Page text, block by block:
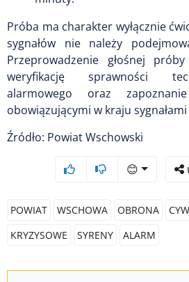
Próba ma charakter wyłącznie
sygnałów nie należy
Przeprowadzenie głośnej
weryfikację sprawności
alarmowego oraz
obowiązującymi w kraju
Źródło: Powiat Wschowski
😊
POWIAT WSCHOWA OBRONA
KRYZYSOWE
SYRENY ALARM